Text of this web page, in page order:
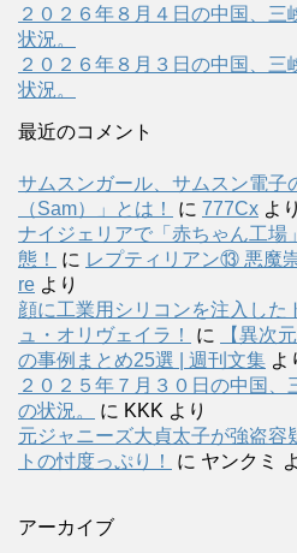
２０２６年８月４日の中国、
状況。
２０２６年８月３日の中国、
状況。
最近のコメント
サムスンガール、サムスン電子
（Sam）」とは！
に 777Cx より
ナイジェリアで「赤ちゃん工場
態！
に レプティリアン⑬ 悪魔
re より
顔に工業用シリコンを注入した
ュ・オリヴェイラ！
に
【異次
の事例まとめ25選 | 週刊文集 よ
２０２５年７月３０日の中国
の状況。
に KKK より
元ジャニーズ大貞太子が強盗容
トの忖度っぷり！
に ヤンクミ
アーカイブ